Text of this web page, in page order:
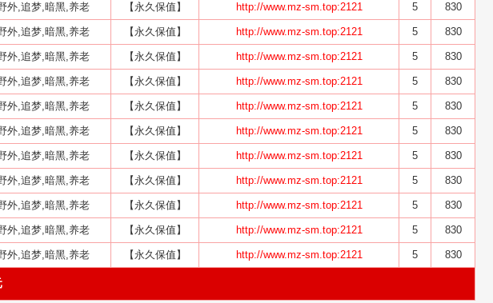
外,追梦,暗黑,养老 【永久保值】 http://www.mz-sm.top:2121 5 830
外,追梦,暗黑,养老 【永久保值】 http://www.mz-sm.top:2121 5 830
外,追梦,暗黑,养老 【永久保值】 http://www.mz-sm.top:2121 5 830
外,追梦,暗黑,养老 【永久保值】 http://www.mz-sm.top:2121 5 830
外,追梦,暗黑,养老 【永久保值】 http://www.mz-sm.top:2121 5 830
外,追梦,暗黑,养老 【永久保值】 http://www.mz-sm.top:2121 5 830
外,追梦,暗黑,养老 【永久保值】 http://www.mz-sm.top:2121 5 830
外,追梦,暗黑,养老 【永久保值】 http://www.mz-sm.top:2121 5 830
外,追梦,暗黑,养老 【永久保值】 http://www.mz-sm.top:2121 5 830
外,追梦,暗黑,养老 【永久保值】 http://www.mz-sm.top:2121 5 830
外,追梦,暗黑,养老 【永久保值】 http://www.mz-sm.top:2121 5 830